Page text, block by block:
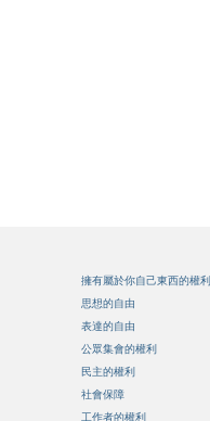
擁有屬於你自己東西的權利
思想的自由
表達的自由
公眾集會的權利
民主的權利
社會保障
工作者的權利